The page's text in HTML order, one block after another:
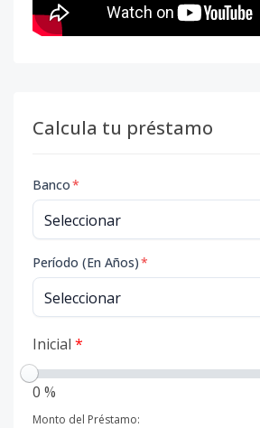
Calcula tu préstamo
Banco*
Período (En Años)*
Inicial *
0 %
Monto del Préstamo: